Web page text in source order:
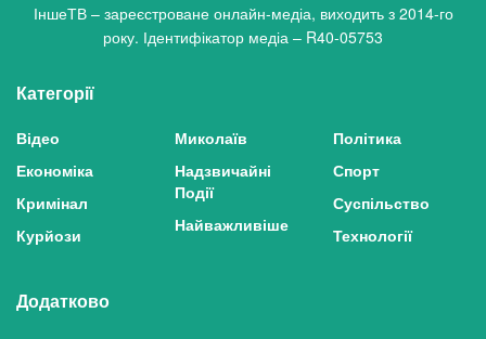
ІншеТВ – зареєстроване онлайн-медіа, виходить з 2014-го
року. Ідентифікатор медіа – R40-05753
Категорії
Відео
Економіка
Кримінал
Курйози
Миколаїв
Надзвичайні
Події
Найважливіше
Політика
Спорт
Суспільство
Технології
Додатково